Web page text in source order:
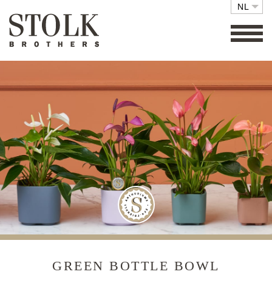
COLLECTIE
SETS
ECO FRIENDLY
CARE
RETAIL
VACATURES
CONTACT
NL
GREEN BOTTLE BOWL